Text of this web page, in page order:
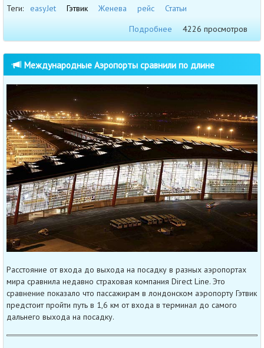
Теги: easyJet Гэтвик Женева рейс
Статьи
Подробнее
4226 просмотров
Международные Аэропорты сравнили по длине
Расстояние от входа до выхода на посадку в разных аэропортах
мира сравнила недавно страховая компания Direct Line. Это
сравнение показало что пассажирам в лондонском аэропорту Гэтвик
предстоит пройти путь в 1,6 км от входа в терминал до самого
дальнего выхода на посадку.